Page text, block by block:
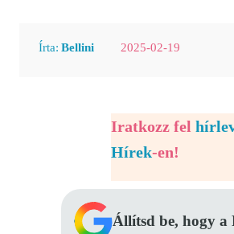
Írta: Bellini 2025-02-19
Iratkozz fel
Hírek-en!
Állítsd be, hogy a